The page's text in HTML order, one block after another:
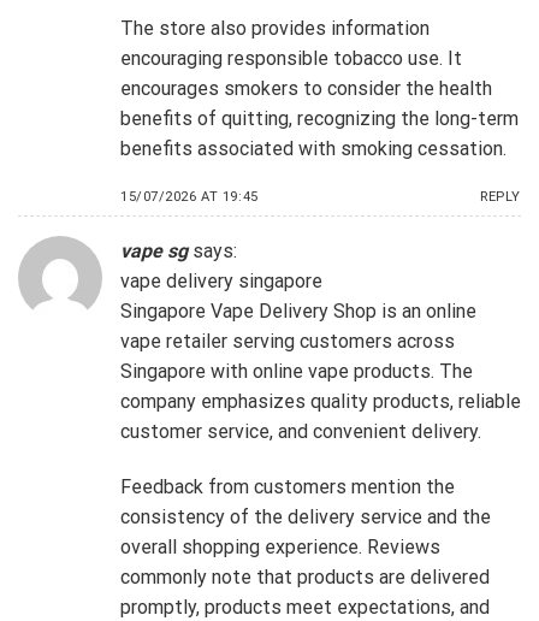
The store also provides information
encouraging responsible tobacco use. It
encourages smokers to consider the health
benefits of quitting, recognizing the long-term
benefits associated with smoking cessation.
15/07/2026 AT 19:45 REPLY
vape sg says:
vape delivery singapore
Singapore Vape Delivery Shop is an online
vape retailer serving customers across
Singapore with online vape products. The
company emphasizes quality products, reliable
customer service, and convenient delivery.
Feedback from customers mention the
consistency of the delivery service and the
overall shopping experience. Reviews
commonly note that products are delivered
promptly, products meet expectations, and